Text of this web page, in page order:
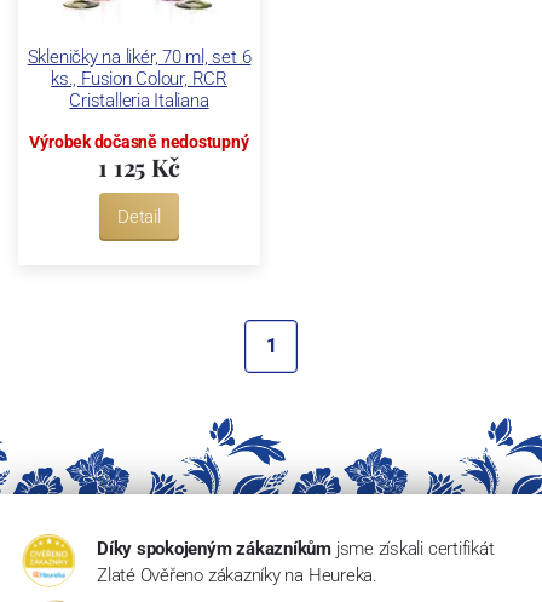
Skleničky na likér, 70 ml, set 6
ks., Fusion Colour, RCR
Cristalleria Italiana
Výrobek dočasně nedostupný
1 125 Kč
Detail
1
Díky spokojeným zákazníkům jsme získali certifikát
Zlaté Ověřeno zákazníky na Heureka.